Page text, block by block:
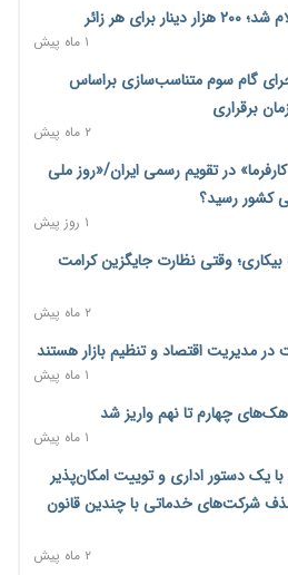
و هزینه معیشت هر روز عمیق‌تر
بلاگرهای پردرآمد مشمول پرداخت
پیش‌بینی افزایش تولید برنج؛ نیاز وارداتی کشور به ۵۰۰ هزار تن
امضای تفاهم‌نامه تجاری ایران و پاکستان؛ هدف‌گذاری تجارت ۱۰
تمدید ورود موقت کالا و خودرو تا
۱ روز پیش
۱ ماه پیش
گام سوم متناسب‌سازی براساس
۲ ماه پیش
کارفرما» در تقویم رسمی ایران/«روز ملی
کشور رسید؟
۱ روز پیش
بیکاری؛ وقتی نظارت جایگزین کرامت
۲ ماه پیش
در مدیریت اقتصاد و تنظیم بازار هستند
۱ ماه پیش
۱ ماه پیش
دستور اداری و توییت امکان‌پذیر
شرکت‌های خدماتی با چندین قانون
۲ ماه پیش